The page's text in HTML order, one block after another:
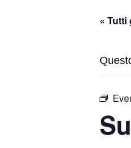
« Tutti